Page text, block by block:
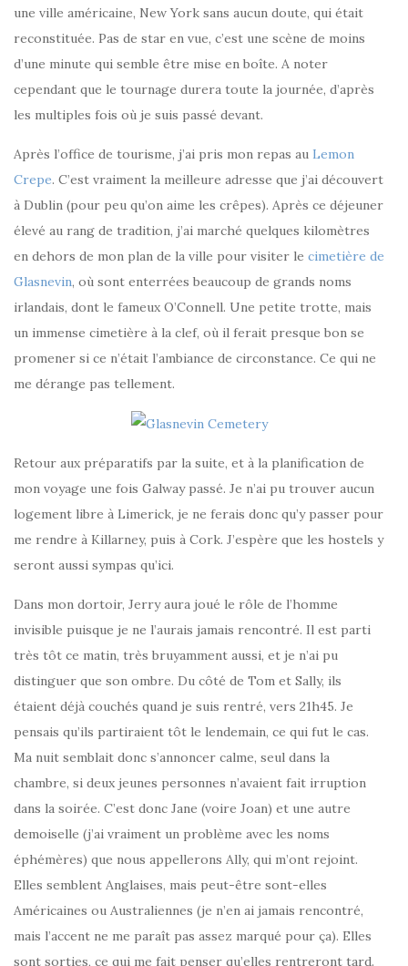
une ville américaine, New York sans aucun doute, qui était
reconstituée. Pas de star en vue, c’est une scène de moins
d’une minute qui semble être mise en boîte. A noter
cependant que le tournage durera toute la journée, d’après
les multiples fois où je suis passé devant.
Après l’office de tourisme, j’ai pris mon repas au Lemon
Crepe. C’est vraiment la meilleure adresse que j’ai découvert
à Dublin (pour peu qu’on aime les crêpes). Après ce déjeuner
élevé au rang de tradition, j’ai marché quelques kilomètres
en dehors de mon plan de la ville pour visiter le cimetière de
Glasnevin, où sont enterrées beaucoup de grands noms
irlandais, dont le fameux O’Connell. Une petite trotte, mais
un immense cimetière à la clef, où il ferait presque bon se
promener si ce n’était l’ambiance de circonstance. Ce qui ne
me dérange pas tellement.
Retour aux préparatifs par la suite, et à la planification de
mon voyage une fois Galway passé. Je n’ai pu trouver aucun
logement libre à Limerick, je ne ferais donc qu’y passer pour
me rendre à Killarney, puis à Cork. J’espère que les hostels y
seront aussi sympas qu’ici.
Dans mon dortoir, Jerry aura joué le rôle de l’homme
invisible puisque je ne l’aurais jamais rencontré. Il est parti
très tôt ce matin, très bruyamment aussi, et je n’ai pu
distinguer que son ombre. Du côté de Tom et Sally, ils
étaient déjà couchés quand je suis rentré, vers 21h45. Je
pensais qu’ils partiraient tôt le lendemain, ce qui fut le cas.
Ma nuit semblait donc s’annoncer calme, seul dans la
chambre, si deux jeunes personnes n’avaient fait irruption
dans la soirée. C’est donc Jane (voire Joan) et une autre
demoiselle (j’ai vraiment un problème avec les noms
éphémères) que nous appellerons Ally, qui m’ont rejoint.
Elles semblent Anglaises, mais peut-être sont-elles
Américaines ou Australiennes (je n’en ai jamais rencontré,
mais l’accent ne me paraît pas assez marqué pour ça). Elles
sont sorties, ce qui me fait penser qu’elles rentreront tard.